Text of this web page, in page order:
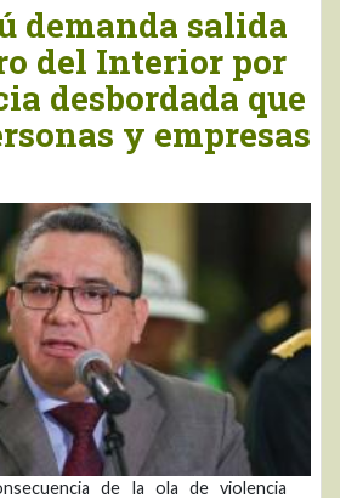
demanda salida
del Interior por
desbordada que
y empresas
de la ola de violencia